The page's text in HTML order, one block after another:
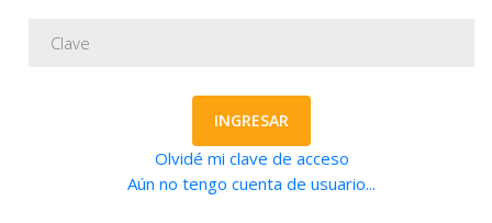
INGRESAR
Olvidé mi clave de acceso
Aún no tengo cuenta de usuario...